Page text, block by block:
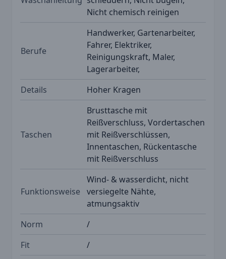
Nicht chemisch reinigen
Berufe
Handwerker, Gartenarbeiter,
Fahrer, Elektriker,
Reinigungskraft, Maler,
Lagerarbeiter,
Details
Hoher Kragen
Taschen
Brusttasche mit
Reißverschluss, Vordertaschen
mit Reißverschlüssen,
Innentaschen, Rückentasche
mit Reißverschluss
Funktionsweise
Wind- & wasserdicht, nicht
versiegelte Nähte,
atmungsaktiv
Norm
/
Fit
/